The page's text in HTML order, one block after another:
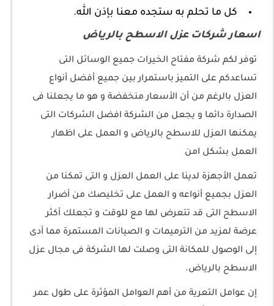
كل ما تحلم به ستجده معنا بإذن الله.
اسعار شركات عزل الاسطح بالرياض
توفر لكم شركة مفتاح الخيرات جميع الوسائل التى
تساعدكم على التميز باستمرار بين جميع أفضل أنواع
العزل بالرغم من أن الأسعار منخفضة و هو ما يجعلنا فى
الصدارة دائما و يجعل من الشركة افضل الشركات التى
يمكنها العزل للاسطح بالرياض و العمل على اظهار
العمل بشكل امن
تعمل الأجهزة لدينا على العمل العزل و التى تمكنا من
العزل بجميع أنواعه و العمل على تخليصك من أضرار
الاسطح التى قد تتعرض لها مع للوقت و تجعلك أكثر
عرضة لمزيد من الترميمات و الصيانات المستمرة مما أدى
إلى الوصول للمكانة التى وصلت لها الشركة فى مجال عزل
الاسطح بالرياض.
إن عوامل التعرية من أهم العوامل المؤثرة على طول عمر